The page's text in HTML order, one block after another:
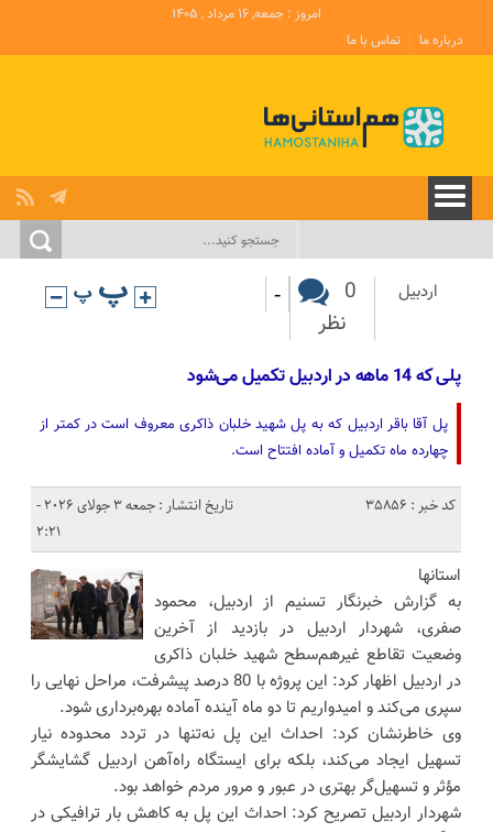
امروز : جمعه, ۱۶ مرداد , ۱۴۰۵
درباره ما
تماس با ما
اردبیل
0
نظر
-
پلی که 14 ماهه در اردبیل تکمیل می‌شود
پل آقا باقر اردبیل که به پل شهید خلبان ذاکری معروف است در کمتر از
چهارده ماه تکمیل و آماده افتتاح است.
کد خبر : 35856
تاریخ انتشار : جمعه 3 جولای 2026 -
2:21
استانها
به گزارش خبرنگار تسنیم از اردبیل، محمود
صفری، شهردار اردبیل در بازدید از آخرین
وضعیت تقاطع غیرهم‌سطح شهید خلبان ذاکری
در اردبیل اظهار کرد: این پروژه با 80 درصد پیشرفت، مراحل نهایی را
سپری می‌کند و امیدواریم تا دو ماه آینده آماده بهره‌برداری شود.
وی خاطرنشان کرد: احداث این پل نه‌تنها در تردد محدوده نیار
تسهیل ایجاد می‌کند، بلکه برای ایستگاه راه‌آهن اردبیل گشایشگر
مؤثر و تسهیل‌گر بهتری در عبور و مرور مردم خواهد بود.
شهردار اردبیل تصریح کرد: احداث این پل به کاهش بار ترافیکی در